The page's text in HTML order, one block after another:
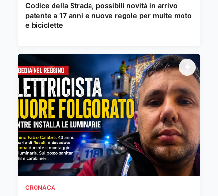
Codice della Strada, possibili novità in arrivo
patente a 17 anni e nuove regole per multe moto
e biciclette
CRONACA